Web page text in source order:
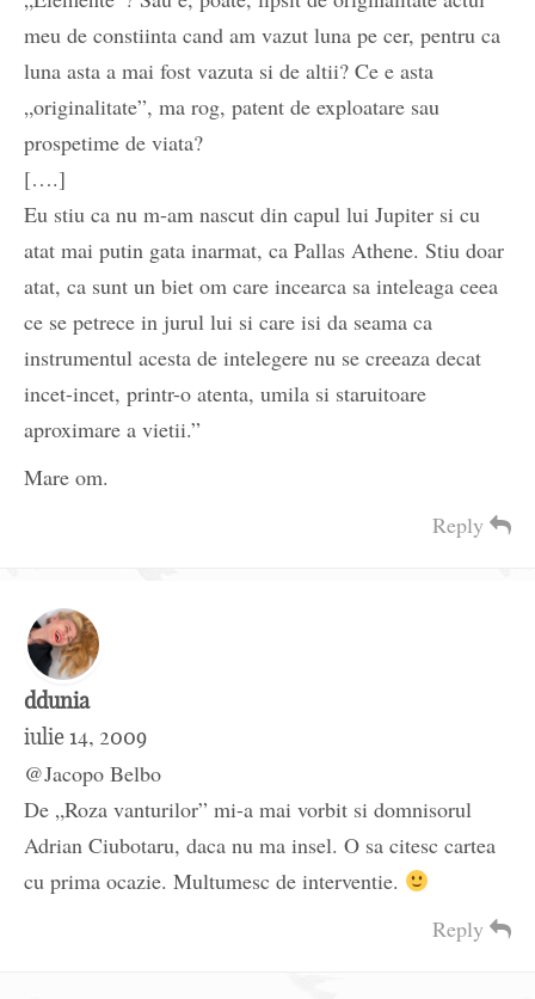
meu de constiinta cand am vazut luna pe cer, pentru ca
luna asta a mai fost vazuta si de altii? Ce e asta
„originalitate”, ma rog, patent de exploatare sau
prospetime de viata?
[….]
Eu stiu ca nu m-am nascut din capul lui Jupiter si cu
atat mai putin gata inarmat, ca Pallas Athene. Stiu doar
atat, ca sunt un biet om care incearca sa inteleaga ceea
ce se petrece in jurul lui si care isi da seama ca
instrumentul acesta de intelegere nu se creeaza decat
incet-incet, printr-o atenta, umila si staruitoare
aproximare a vietii.”
Mare om.
Reply
ddunia
iulie 14, 2009
@Jacopo Belbo
De „Roza vanturilor” mi-a mai vorbit si domnisorul
Adrian Ciubotaru, daca nu ma insel. O sa citesc cartea
cu prima ocazie. Multumesc de interventie.
Reply